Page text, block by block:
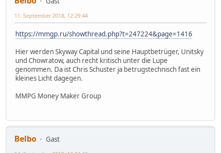
11. September 2018, 12:29:44
https://mmgp.ru/showthread.php?t=247224&page=1416
Hier werden Skyway Capital und seine Hauptbetrüger, Unitsky
und Chowratow, auch recht kritisch unter die Lupe
genommen. Da ist Chris Schuster ja betrugstechnisch fast ein
kleines Licht dagegen.
MMPG Money Maker Group
Belbo
Gast